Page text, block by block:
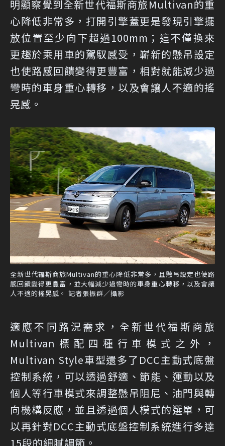
明顯察覺到全新世代福斯商旅Multivan的重
心降低非常多，打開引擎蓋更是發現引擎擺
放位置至少向下超過100mm；這不僅換來
更趨於乘用車的駕馭感受，嶄新的懸吊設定
也使路感回饋變得更豐富，相對就能減少過
彎時的車身重心轉移，以及會讓人不適的搖
晃感。
全新世代福斯商旅Multivan的重心降低非常多，且懸吊設定也使路
感回饋變得更豐富，並大幅減少過彎時的車身重心轉移，以及會讓
人不適的搖晃感。 記者張振群／攝影
適應不同路況需求，全新世代福斯商旅
Multivan標配四種行車模式之外，
Multivan Style車型還多了DCC主動式底盤
控制系統，可以透過舒適、節能、運動以及
個人等行車模式來調整懸吊阻尼、油門與轉
向機構反應，並且透過個人模式的選單，可
以再針對DCC主動式底盤控制系統進行多達
15段的細膩調節。